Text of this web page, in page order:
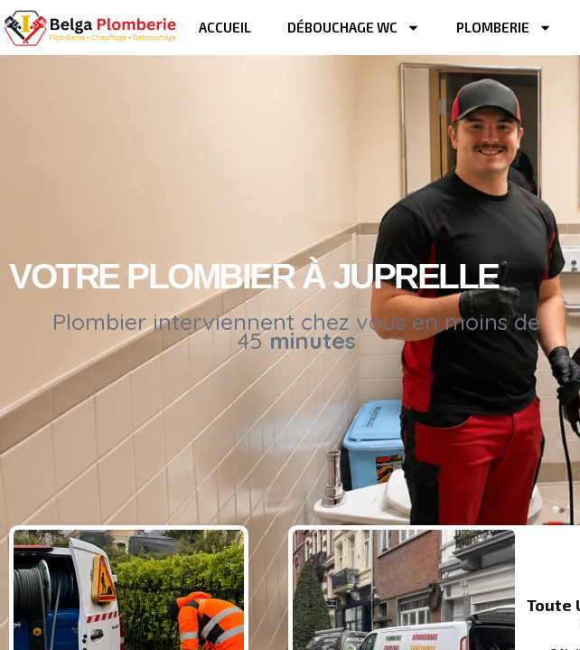
ACCUEIL DÉBOUCHAGE WC PLOMBERIE
VOTRE PLOMBIER À JUPRELLE
Plombier interviennent chez vous en moins de
45minutes
Toute